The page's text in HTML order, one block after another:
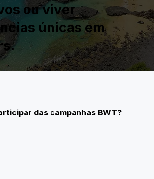
ou viver
únicas em
das campanhas BWT?